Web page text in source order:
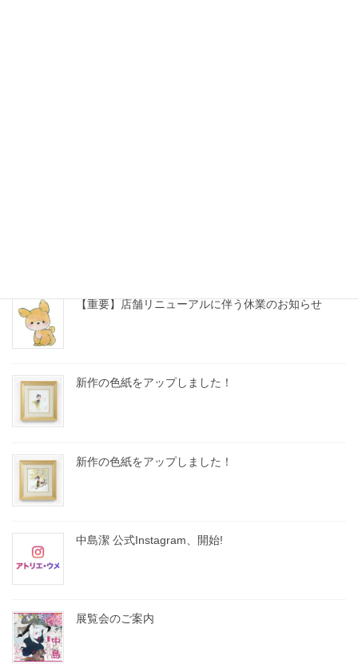
【重要】店舗リニューアルに伴う休業のお知らせ
新作の色紙をアップしました！
新作の色紙をアップしました！
中島潔 公式Instagram、開始!
展覧会のご案内